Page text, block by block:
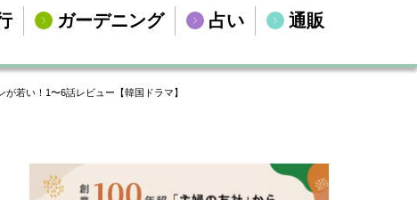
ガーデニング 占い 通販
若い！1〜6話レビュー【韓国ドラマ】